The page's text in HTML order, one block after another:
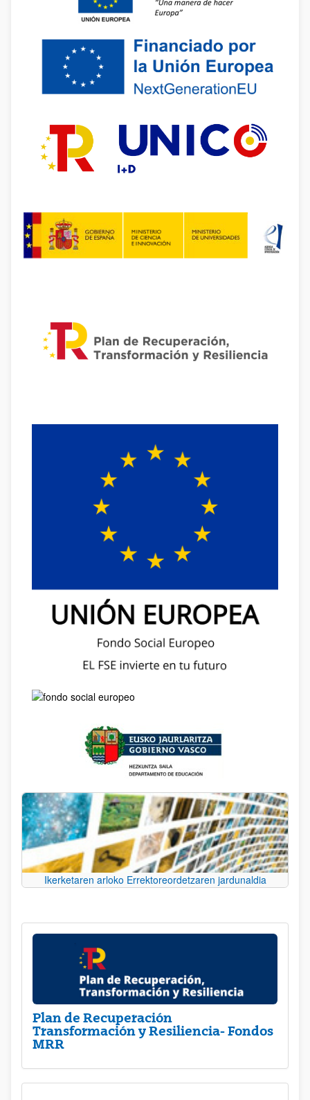
Ikerketaren arloko Errektoreordetzaren jardunaldia
Plan de Recuperación
Transformación y Resiliencia- Fondos
MRR